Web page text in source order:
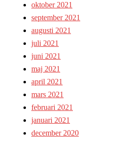
oktober 2021
september 2021
augusti 2021
juli 2021
juni 2021
maj 2021
april 2021
mars 2021
februari 2021
januari 2021
december 2020